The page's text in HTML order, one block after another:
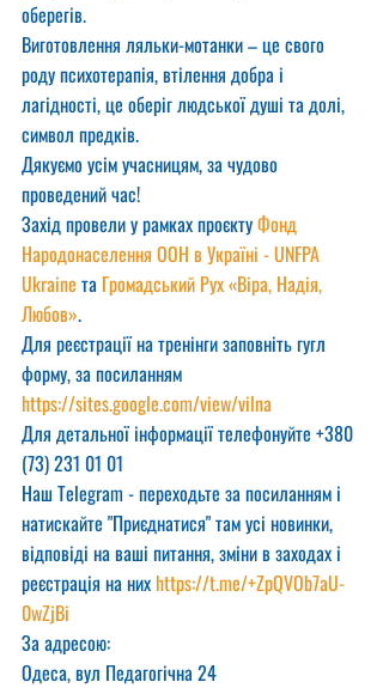
оберегів.
Виготовлення ляльки-мотанки – це свого
роду психотерапія, втілення добра і
лагідності, це оберіг людської душі та долі,
символ предків.
Дякуємо усім учасницям, за чудово
проведений час!
Захід провели у рамках проєкту Фонд
Народонаселення ООН в Україні - UNFPA
Ukraine та Громадський Рух «Віра, Надія,
Любов».
Для реєстрації на тренінги заповніть гугл
форму, за посиланням
https://sites.google.com/view/vilna
Для детальної інформації телефонуйте +380
(73) 231 01 01
Наш Telegram - переходьте за посиланням і
натискайте "Приєднатися" там усі новинки,
відповіді на ваші питання, зміни в заходах і
реєстрація на них https://t.me/+ZpQVOb7aU-
0wZjBi
За адресою:
Одеса, вул Педагогічна 24